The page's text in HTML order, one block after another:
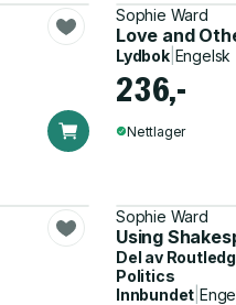
Sophie Ward
Love and
Lydbok| Engelsk
236,-
Nettlager
Sophie Ward
Using
Del av
Politics
Innbundet |